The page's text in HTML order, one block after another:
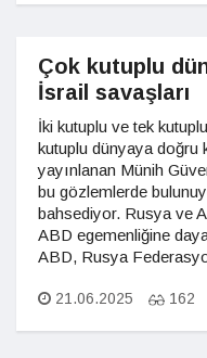
Çok kutuplu
İsrail savaşları
İki kutuplu ve tek
kutuplu dünyaya doğru
yayınlanan Münih
bu gözlemlerde
bahsediyor. Rusya ve
ABD egemenliğine
ABD, Rusya
21.06.2025 162